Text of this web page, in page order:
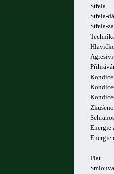
Střela
Střela-
Střela-
Kondice
Energie
Energie
Plat
Smlouva